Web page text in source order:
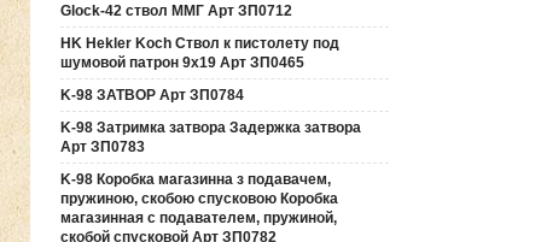
Glock-42 ствол ММГ Арт ЗП0712
HK Hekler Koch Ствол к пистолету под
шумовой патрон 9х19 Арт ЗП0465
K-98 ЗАТВОР Арт ЗП0784
K-98 Затримка затвора Задержка затвора
Арт ЗП0783
K-98 Коробка магазинна з подавачем,
пружиною, скобою спусковою Коробка
магазинная с подавателем, пружиной,
скобой спусковой Арт ЗП0782